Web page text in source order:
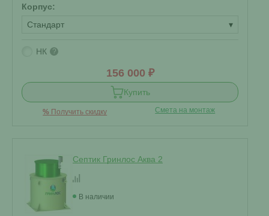
Корпус:
Стандарт
▾
НК ?
156 000 ₽
Купить
% Получить скидку Смета на монтаж
Септик Гринлос Аква 2
В наличии